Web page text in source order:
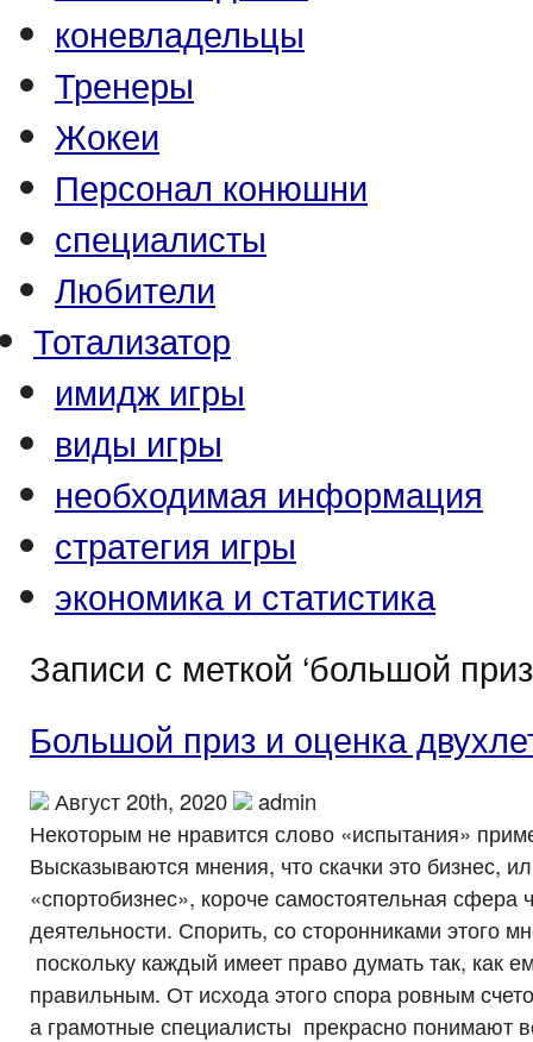
коневладельцы
Тренеры
Жокеи
Персонал конюшни
специалисты
Любители
Тотализатор
имидж игры
виды игры
необходимая информация
стратегия игры
экономика и статистика
Записи с меткой ‘большой
Большой приз и оценка
Август 20th, 2020
admin
Некоторым не нравится слово «испытания»
Высказываются мнения, что скачки это бизнес,
«спортобизнес», короче самостоятельная сфера
деятельности. Спорить, со сторонниками этого
поскольку каждый имеет право думать так, как
правильным. От исхода этого спора ровным
а грамотные специалисты прекрасно понимают